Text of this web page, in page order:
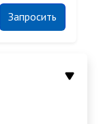
Запросить